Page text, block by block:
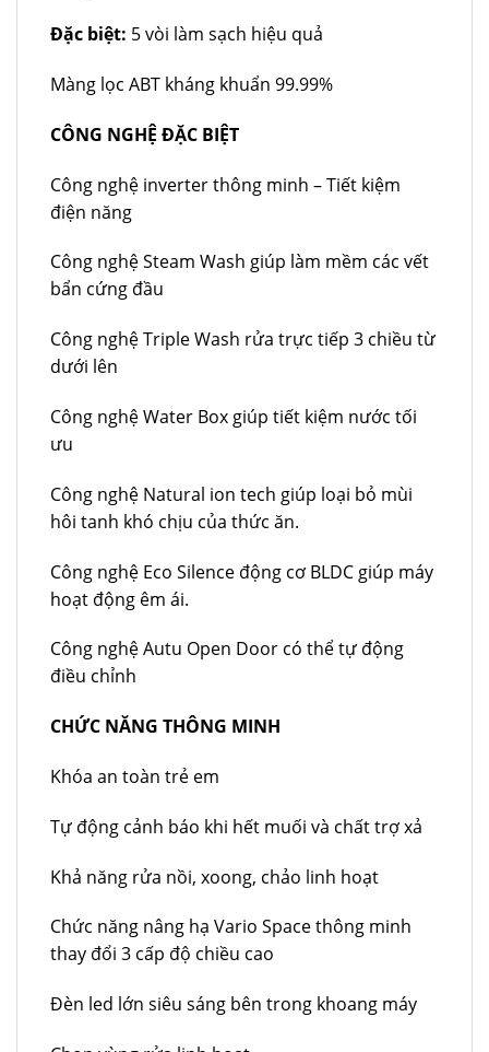
Đặc biệt: 5 vòi làm sạch hiệu quả
Màng lọc ABT kháng khuẩn 99.99%
CÔNG NGHỆ ĐẶC BIỆT
Công nghệ inverter thông minh – Tiết kiệm
điện năng
Công nghệ Steam Wash giúp làm mềm các vết
bẩn cứng đầu
Công nghệ Triple Wash rửa trực tiếp 3 chiều từ
dưới lên
Công nghệ Water Box giúp tiết kiệm nước tối
ưu
Công nghệ Natural ion tech giúp loại bỏ mùi
hôi tanh khó chịu của thức ăn.
Công nghệ Eco Silence động cơ BLDC giúp máy
hoạt động êm ái.
Công nghệ Autu Open Door có thể tự động
điều chỉnh
CHỨC NĂNG THÔNG MINH
Khóa an toàn trẻ em
Tự động cảnh báo khi hết muối và chất trợ xả
Khả năng rửa nồi, xoong, chảo linh hoạt
Chức năng nâng hạ Vario Space thông minh
thay đổi 3 cấp độ chiều cao
Đèn led lớn siêu sáng bên trong khoang máy